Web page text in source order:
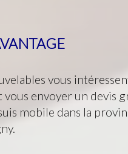
vous
vous envoyer un devis
mobile dans la